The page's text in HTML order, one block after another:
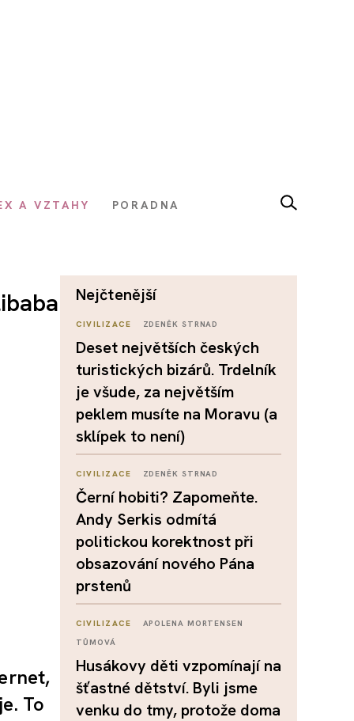
A VZTAHY PORADNA
To
nejčtenější
CIVILIZACE ZDENĚK STRNAD
Deset největších českých
turistických bizárů. Trdelník
je všude, za největším
peklem musíte na Moravu (a
sklípek to není)
CIVILIZACE ZDENĚK STRNAD
Černí hobiti? Zapomeňte.
Andy Serkis odmítá
politickou korektnost při
obsazování nového Pána
prstenů
CIVILIZACE
APOLENA MORTENSEN
TŮMOVÁ
Husákovy děti vzpomínají na
šťastné dětství. Byli jsme
venku do tmy, protože doma